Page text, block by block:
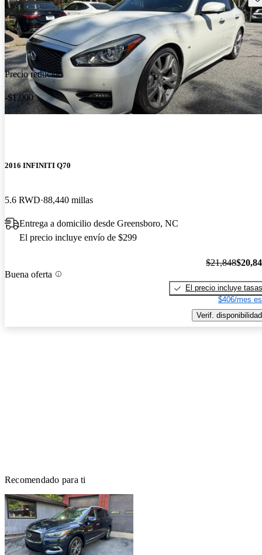
Precio reducido
-$1,000
2016 INFINITI Q70
5.6 RWD 88,440 millas
Entrega a domicilio desde Greensboro, NC
El precio incluye envío de $299
Buena oferta
$21,848
El precio incluye tasas
$406/mes
Verif. disponibilidad
Recomendado para ti